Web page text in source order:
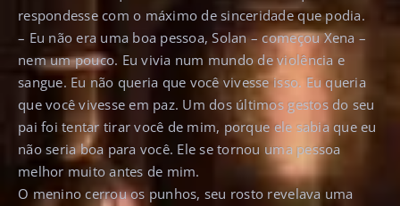
respondesse com o máximo de sinceridade que podia.
– Eu não era uma boa pessoa, Solan – começou Xena –
nem um pouco. Eu vivia num mundo de violência e
sangue. Eu não queria que você vivesse isso. Eu queria
que você vivesse em paz. Um dos últimos gestos do seu
pai foi tentar tirar você de mim, porque ele sabia que eu
não seria boa para você. Ele se tornou uma pessoa
melhor muito antes de mim.
O menino cerrou os punhos, seu rosto revelava uma